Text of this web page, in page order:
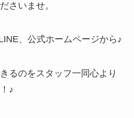
さいませ。
、公式ホームページから♪
るのをスタッフ一同心より
♪